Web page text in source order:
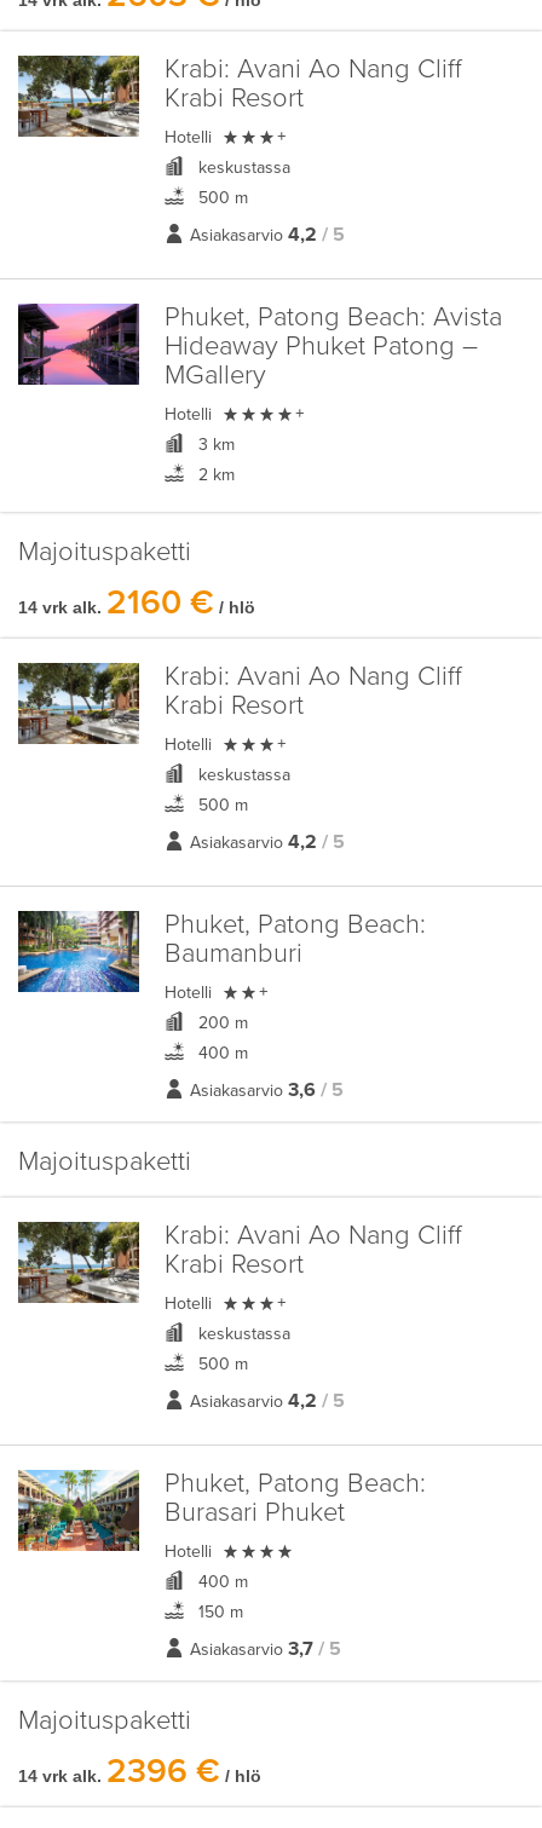
Krabi: Avani Ao Nang Cliff
Krabi Resort
Hotelli  +
keskustassa
500 m
Asiakasarvio 4,2 / 5
Phuket, Patong Beach: Avista
Hideaway Phuket Patong –
MGallery
Hotelli  +
3 km
2 km
Majoituspaketti
14 vrk alk. 2160 € / hlö
Krabi: Avani Ao Nang Cliff
Krabi Resort
Hotelli  +
keskustassa
500 m
Asiakasarvio 4,2 / 5
Phuket, Patong Beach:
Baumanburi
Hotelli  +
200 m
400 m
Asiakasarvio 3,6 / 5
Majoituspaketti
Krabi: Avani Ao Nang Cliff
Krabi Resort
Hotelli  +
keskustassa
500 m
Asiakasarvio 4,2 / 5
Phuket, Patong Beach:
Burasari Phuket
Hotelli 
400 m
150 m
Asiakasarvio 3,7 / 5
Majoituspaketti
14 vrk alk. 2396 € / hlö